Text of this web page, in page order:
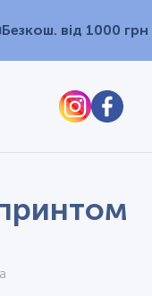
Безкош. від 1000 грн